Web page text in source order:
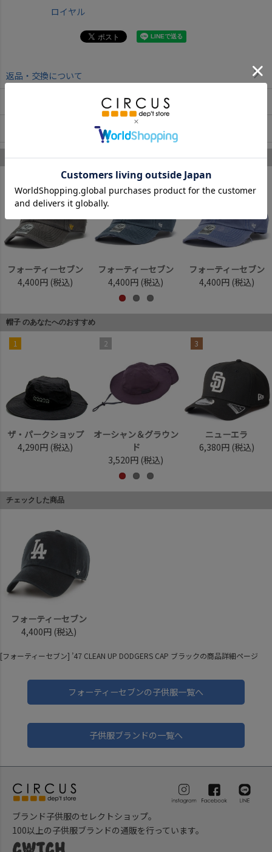
ロイヤル
返品・交換について
商品についてのお問い合わせ
フォーティーセブン のあなたへのおすすめ
フォーティーセブン
4,400円 (税込)
2
フォーティーセブン
4,400円 (税込)
3
フォーティーセブン
4,400円 (税込)
帽子 のあなたへのおすすめ
1
ザ・パークショップ
4,290円 (税込)
2
オーシャン＆グラウン
ド
3,520円 (税込)
3
ニューエラ
6,380円 (税込)
チェックした商品
フォーティーセブン
4,400円 (税込)
[フォーティーセブン] ’47 CLEAN UP DODGERS CAP ブラックの商品詳細ページ
フォーティーセブンの子供服一覧へ
子供服ブランドの一覧へ
ブランド子供服のセレクトショップ。
100以上の子供服ブランドの通販を行っています。